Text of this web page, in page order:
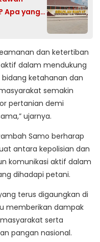
Apa yang
dan ketertiban
dalam mendukung
ketahanan dan
semakin
pertanian demi
ujarnya.
Samo berharap
antara kepolisian dan
komunikasi aktif dalam
dihadapi petani.
terus digaungkan di
memberikan dampak
serta
pangan nasional.